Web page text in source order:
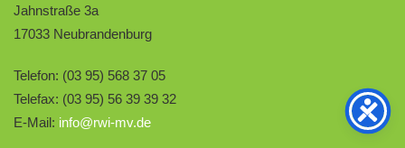
Jahnstraße 3a
17033 Neubrandenburg
Telefon: (03 95) 568 37 05
Telefax: (03 95) 56 39 39 32
E-Mail: info@rwi-mv.de